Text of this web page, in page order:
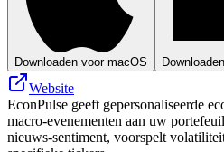
Downloaden voor macOS
Website
EconPulse geeft gepersonaliseerde
macro-evenementen aan uw
nieuws‑sentiment, voorspelt